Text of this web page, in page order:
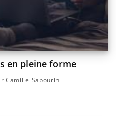
en pleine forme
Camille Sabourin